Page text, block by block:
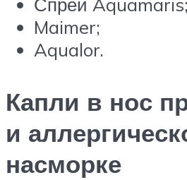
Спрей Aquamaris;
Maimer;
Aqualor.
Капли в нос
и
насморке